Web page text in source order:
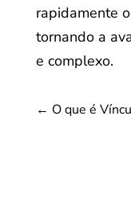
rapidamente
tornando a
e complexo.
← O que é